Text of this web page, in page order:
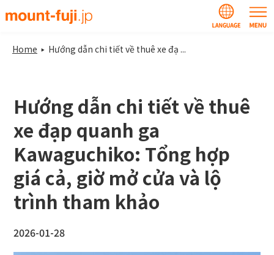
Home Hướng dẫn chi tiết về thuê xe đạ ...
Hướng dẫn chi tiết về thuê
xe đạp quanh ga
Kawaguchiko: Tổng hợp
giá cả, giờ mở cửa và lộ
trình tham khảo
2026-01-28